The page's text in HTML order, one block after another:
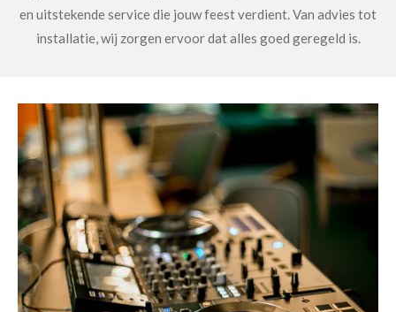
en uitstekende service die jouw feest verdient. Van advies tot
installatie, wij zorgen ervoor dat alles goed geregeld is.